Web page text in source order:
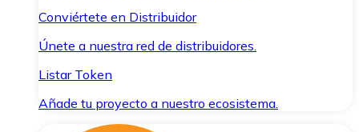
Conviértete en Distribuidor
Únete a nuestra red de distribuidores.
Listar Token
Añade tu proyecto a nuestro ecosistema.